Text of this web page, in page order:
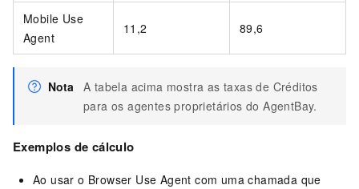
Mobile Use
Agent
11,2 89,6
Nota A tabela acima mostra as taxas de Créditos
para os agentes proprietários do AgentBay.
Exemplos de cálculo
Ao usar o Browser Use Agent com uma chamada que